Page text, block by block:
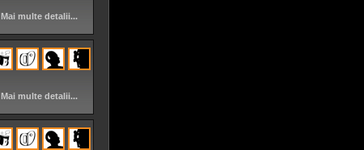
Mai multe detalii...
Mai multe detalii...